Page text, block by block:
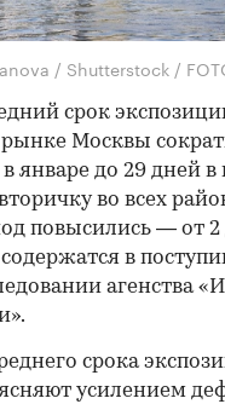
/ Shutterstock /
срок
Москвы
в январе до 29 дней
во всех
повысились — от 2
в
агенства
срока
усилением